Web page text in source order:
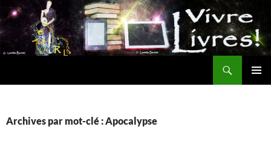
Aller
au
contenu
Archives par mot-clé : Apocalypse